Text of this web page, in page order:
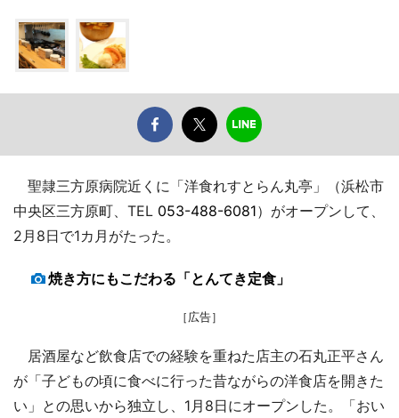
聖隷三方原病院近くに「洋食れすとらん丸亭」（浜松市
中央区三方原町、TEL 053-488-6081）がオープンして、
2月8日で1カ月がたった。
焼き方にもこだわる「とんてき定食」
［広告］
居酒屋など飲食店での経験を重ねた店主の石丸正平さん
が「子どもの頃に食べに行った昔ながらの洋食店を開きた
い」との思いから独立し、1月8日にオープンした。「おい